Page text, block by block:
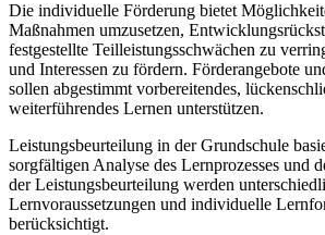
Die individuelle Förderung bietet
Maßnahmen umzusetzen,
festgestellte Teilleistungsschwächen zu
und Interessen zu fördern. Förderangebote
sollen abgestimmt vorbereitendes,
weiterführendes Lernen unterstützen.
Leistungsbeurteilung in der Grundschule
sorgfältigen Analyse des Lernprozesses und
der Leistungsbeurteilung werden
Lernvoraussetzungen und individuelle
berücksichtigt.